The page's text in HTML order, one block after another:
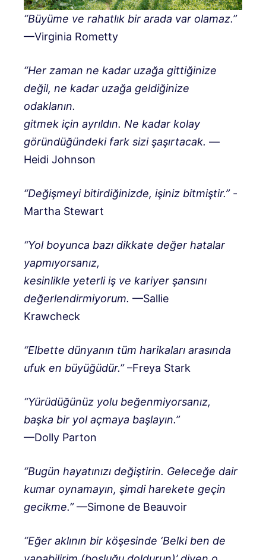
“Büyüme ve rahatlık bir arada var olamaz.”
—Virginia Rometty
“Her zaman ne kadar uzağa gittiğinize
değil, ne kadar uzağa geldiğinize
odaklanın.
gitmek için ayrıldın. Ne kadar kolay
göründüğündeki fark sizi şaşırtacak. —
Heidi Johnson
“Değişmeyi bitirdiğinizde, işiniz bitmiştir.”-
Martha Stewart
“Yol boyunca bazı dikkate değer hatalar
yapmıyorsanız,
kesinlikle yeterli iş ve kariyer şansını
değerlendirmiyorum. —Sallie
Krawcheck
“Elbette dünyanın tüm harikaları arasında
ufuk en büyüğüdür.”–Freya Stark
“Yürüdüğünüz yolu beğenmiyorsanız,
başka bir yol açmaya başlayın.”
—Dolly Parton
“Bugün hayatınızı değiştirin. Geleceğe dair
kumar oynamayın, şimdi harekete geçin
gecikme.”—Simone de Beauvoir
“Eğer aklının bir köşesinde ‘Belki ben de